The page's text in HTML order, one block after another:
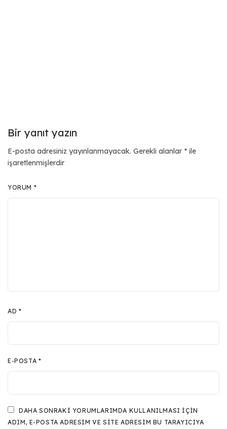
Bir yanıt yazın
E-posta adresiniz yayınlanmayacak. Gerekli alanlar * ile
işaretlenmişlerdir
YORUM *
AD *
E-POSTA *
DAHA SONRAKI YORUMLARIMDA KULLANILMASI IÇIN
ADIM, E-POSTA ADRESIM VE SITE ADRESIM BU TARAYICIYA